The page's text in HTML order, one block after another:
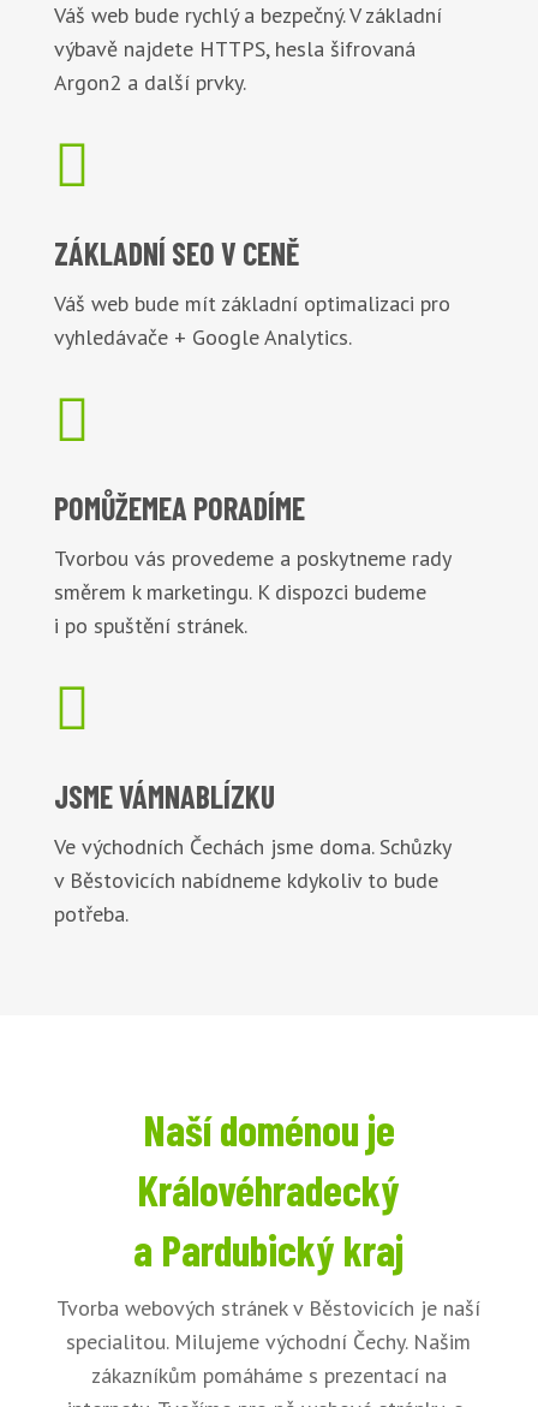
Váš web bude rychlý a bezpečný. V základní
výbavě najdete HTTPS, hesla šifrovaná
Argon2 a další prvky.

ZÁKLADNÍ SEO V CENĚ
Váš web bude mít základní optimalizaci pro
vyhledávače + Google Analytics.

POMŮŽEMEA PORADÍME
Tvorbou vás provedeme a poskytneme rady
směrem k marketingu. K dispozci budeme
i po spuštění stránek.

JSME VÁMNABLÍZKU
Ve východních Čechách jsme doma. Schůzky
v Běstovicích nabídneme kdykoliv to bude
potřeba.
Naší doménou je
Královéhradecký
a Pardubický kraj
Tvorba webových stránek v Běstovicích je naší
specialitou. Milujeme východní Čechy. Našim
zákazníkům pomáháme s prezentací na